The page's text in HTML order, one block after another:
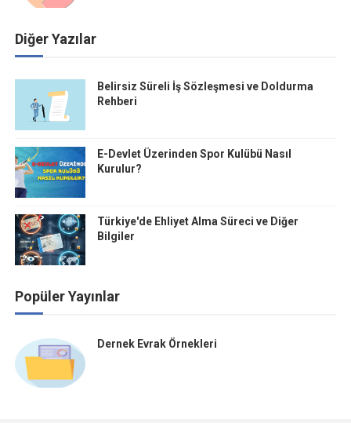
Diğer Yazılar
Belirsiz Süreli İş Sözleşmesi ve Doldurma
Rehberi
E-Devlet Üzerinden Spor Kulübü Nasıl
Kurulur?
Türkiye'de Ehliyet Alma Süreci ve Diğer
Bilgiler
Popüler Yayınlar
Dernek Evrak Örnekleri